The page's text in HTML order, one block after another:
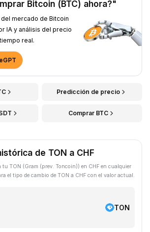
Bitcoin (BTC) ahora?"
mercado de Bitcoin
IA y análisis del precio
real.
Predicción de precio
Comprar BTC
de TON a CHF
tu TON (Gram (prev. Toncoin)) en CHF en cualquier
el tipo de cambio de TON a CHF con el valor actual.
TON